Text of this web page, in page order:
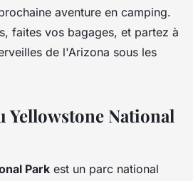
aventure en camping.
faites vos bagages, et partez à
de l'Arizona sous les
Yellowstone National
Park est un parc national